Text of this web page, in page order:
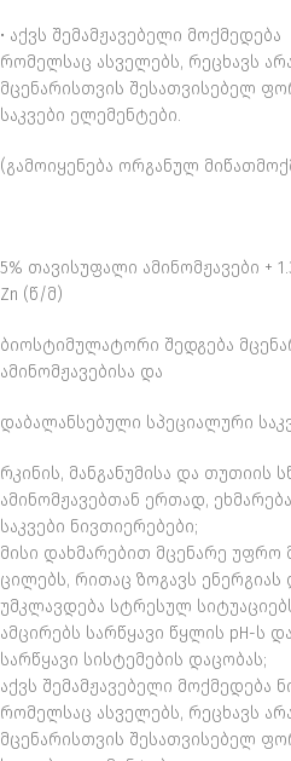
• აქვს შემამჟავებელი
რომელსაც ასველებს, რეცხავს
მცენარისთვის შესათვისებელ
საკვები ელემენტები.
(გამოიყენება ორგანულ
5% თავისუფალი ამინომჟავები +
Zn (წ/მ)
ბიოსტიმულატორი შედგება
ამინომჟავებისა და
დაბალანსებული სპეციალური
რკინის, მანგანუმისა და თუთიის
ამინომჟავებთან ერთად,
საკვები ნივთიერებები;
მისი დახმარებით მცენარე უფრო
ცილებს, რითაც ზოგავს
უმკლავდება სტრესულ
ამცირებს სარწყავი წყლის pH-ს
სარწყავი სისტემების დაცობას;
აქვს შემამჟავებელი მოქმედება
რომელსაც ასველებს, რეცხავს
მცენარისთვის შესათვისებელ